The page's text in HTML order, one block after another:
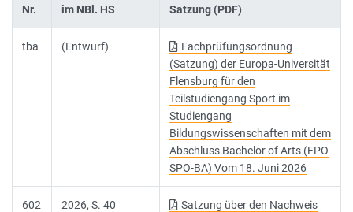
Nr.
im NBl. HS
Satzung (PDF)
tba (Entwurf)
Fachprüfungsordnung
(Satzung) der Europa-Universität
Flensburg für den
Teilstudiengang Sport im
Studiengang
Bildungswissenschaften mit dem
Abschluss Bachelor of Arts (FPO
SPO-BA) Vom 18. Juni 2026
602 2026, S. 40
Satzung über den Nachweis